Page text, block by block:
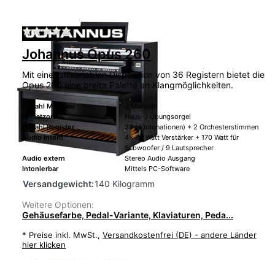
Zu diesem Produkt liegen noch keine
Johannus Opus 260
Mit einer stilvariablen Disposition von 36 Registern bietet die
Opus 260 eine breite Palette an Klangmöglichkeiten.
Anzahl Manuale
2 Manuale
Einsatzort
Haus- / Übungsorgel
Anzahl Register
36 (4 Intonationen) + 2 Orchesterstimmen
Audio intern
4x 80 Watt Verstärker + 170 Watt für
Subwoofer / 9 Lautsprecher
Audio extern
Stereo Audio Ausgang
Intonierbar
Mittels PC-Software
Versandgewicht:140 Kilogramm
Weitere Optionen:
Gehäusefarbe, Pedal-Variante, Klaviaturen, Peda...
* Preise inkl. MwSt., Versandkostenfrei (DE) - andere Länder
hier klicken